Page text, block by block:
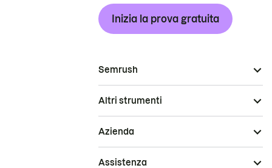
Inizia la prova gratuita
Semrush
Altri strumenti
Azienda
Assistenza